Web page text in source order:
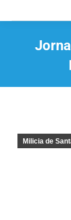
Milicia de